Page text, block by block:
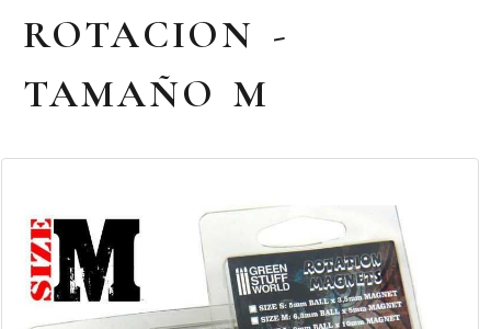
ROTACION -
TAMAÑO M